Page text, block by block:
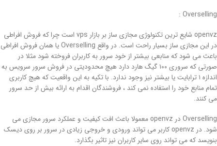
Overselling :
openvz شایع ترین تکنولوژی مجازی ساز بر بازار vps است چرا که فروش افراطی
در این مجازی ساز بسیار راحت است. در واقع Overselling یا همان فروش افراطی
باعث می شود که منابعی بیشتر از خود سرور به کاربران فروخته شود مثلا در
صورتی که سروری ۱۰۰ گیگ هارد دارد هیچ محدودیتی در فروش سرور سرویس به
اندازه ۱ ترابایت یا بیشتر نیز وجود ندارد. با تکیه به این واقعیت که هیچ کاربری
تمام منابع خود را استفاده نمی کند ، فروشندگان اقدام به ارائه بیش از حد سرور
می کنند.
Overselling در openvz معمولا باعث افت کیفیت و عملکرد سرور مجازی می
شود. در openvz کاربر می تواند ورودی و خروجی زیادی در سرور بر روی دیسک
بنویسد که می تواند روی سایر کاربران نیز تاثیر بگذارد.